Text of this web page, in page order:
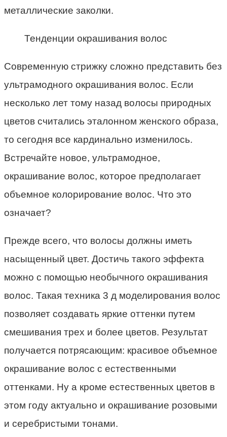
металлические заколки.
Тенденции окрашивания волос
Современную стрижку сложно представить без
ультрамодного окрашивания волос. Если
несколько лет тому назад волосы природных
цветов считались эталонном женского образа,
то сегодня все кардинально изменилось.
Встречайте новое, ультрамодное,
окрашивание волос, которое предполагает
объемное колорирование волос. Что это
означает?
Прежде всего, что волосы должны иметь
насыщенный цвет. Достичь такого эффекта
можно с помощью необычного окрашивания
волос. Такая техника 3 д моделирования волос
позволяет создавать яркие оттенки путем
смешивания трех и более цветов. Результат
получается потрясающим: красивое объемное
окрашивание волос с естественными
оттенками. Ну а кроме естественных цветов в
этом году актуально и окрашивание розовыми
и серебристыми тонами.